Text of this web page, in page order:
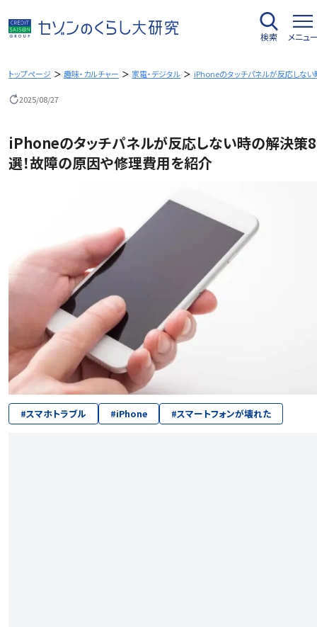
容
を
キ
検索 メニュ
トップページ 趣味・カルチャー 家電・デジタル iPhoneのタッチパネルが反応しな
2025/08/27
iPhoneのタッチパネルが反応しない時の解決策8
選！故障の原因や修理費用を紹介
#スマホトラブル #iPhone #スマートフォンが壊れた